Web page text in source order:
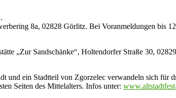
8a, 02828 Görlitz. Bei Voranmeldungen bis
„Zur Sandschänke“, Holtendorfer Straße 30,
und ein Stadtteil von Zgorzelec verwandeln sich für
Seiten des Mittelalters. Infos unter: